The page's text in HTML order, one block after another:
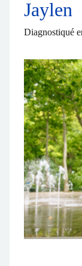
Jaylen
Diagnostiqué